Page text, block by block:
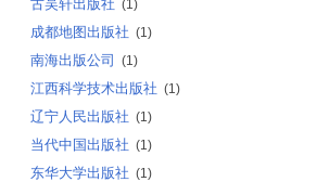
古吴轩出版社 (1)
成都地图出版社 (1)
南海出版公司 (1)
江西科学技术出版社 (1)
辽宁人民出版社 (1)
当代中国出版社 (1)
东华大学出版社 (1)